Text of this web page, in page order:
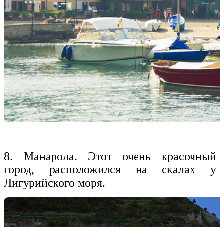
8. Манарола. Этот очень красочный
город, расположился на скалах у
Лигурийского моря.